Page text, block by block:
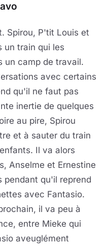
Spirou, P'tit Louis et
un train qui les
un camp de travail.
avec certains
qu'il ne faut pas
inertie de quelques
au pire, Spirou
et à sauter du train
Il va alors
Anselme et Ernestine
pendant qu'il reprend
avec Fantasio.
il va peu à
entre Mieke qui
aveuglément